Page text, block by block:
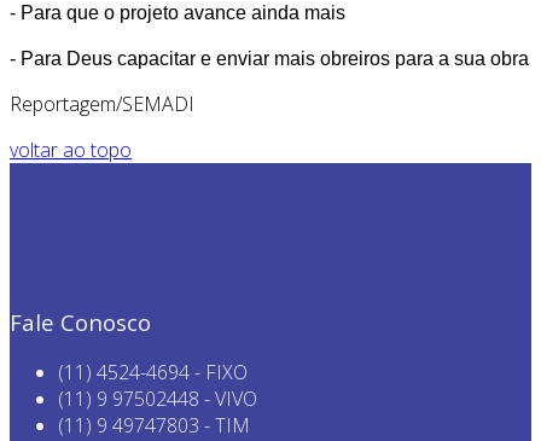
- Para que o projeto avance ainda mais
- Para Deus capacitar e enviar mais obreiros para a sua obra
Reportagem/SEMADI
voltar ao topo
Fale Conosco
(11) 4524-4694 - FIXO
(11) 9 97502448 - VIVO
(11) 9 49747803 - TIM